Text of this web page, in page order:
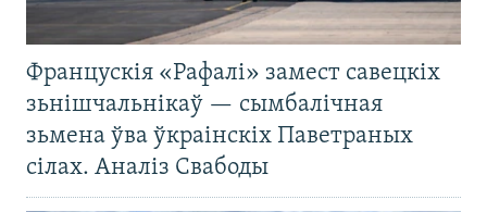
Францускія «Рафалі» замест савецкіх
зьнішчальнікаў — сымбалічная
зьмена ўва ўкраінскіх Паветраных
сілах. Аналіз Свабоды